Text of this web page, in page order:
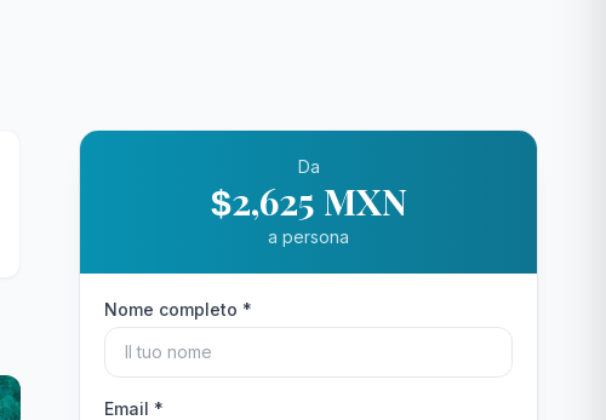
Da
$2,625 MXN
a persona
Nome completo *
Email *